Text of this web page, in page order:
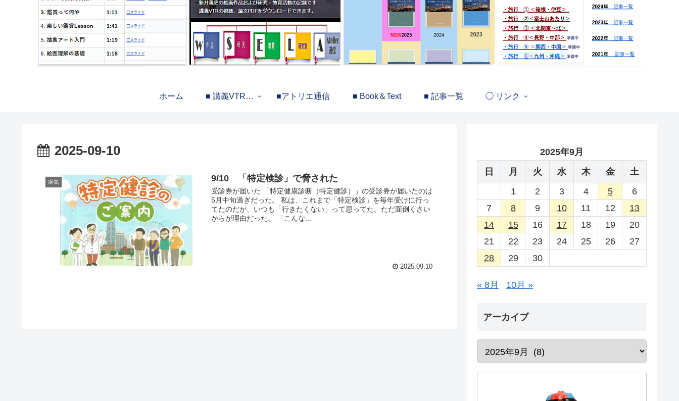
ホーム ■ 講義VTR… ■アトリエ通信 ■ Book＆Text ■ 記事一覧 ◯ リンク
2025-09-10
病気 9/10 「特定検診」で脅された
受診券が届いた 「特定健康診断（特定健診）」の受診券が届いたのは
5月中旬過ぎだった。 私は、これまで「特定検診」を毎年受けに行っ
てたのだが、いつも「行きたくない」って思ってた。ただ面倒くさい
からが理由だった。 「こんな...
2025.09.10
2025年9月
日
月 火 水 木 金
土
1
2 3 4 5
6
7
8 9 10 11 12
13
14
15 16 17 18 19
20
21
22 23 24 25 26
27
28
29 30
« 8月 10月 »
アーカイブ